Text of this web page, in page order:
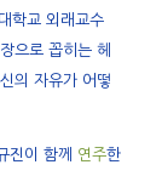
학교 외래교수
으로 꼽히는 헤
의 자유가 어떻
진이 함께 연주한